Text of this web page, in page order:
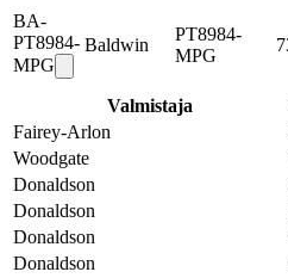
BA-
PT8984-
MPG
Baldwin
PT8984-
MPG
Valmistaja
Fairey-Arlon
Woodgate
Donaldson
Donaldson
Donaldson
Donaldson